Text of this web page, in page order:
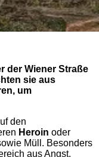
der Wiener Straße
sie aus
um
den
Heroin oder
Müll. Besonders
aus Angst.